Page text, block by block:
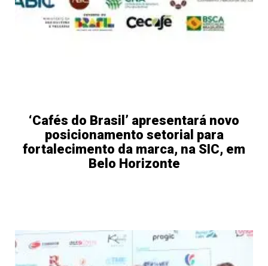
‘Cafés do Brasil’ apresentará novo
posicionamento setorial para
fortalecimento da marca, na SIC, em
Belo Horizonte